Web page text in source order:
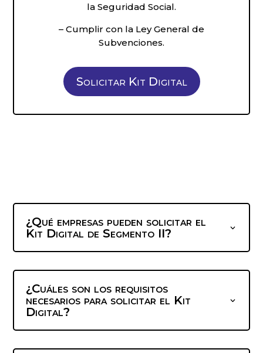
la Seguridad Social.
– Cumplir con la Ley General de
Subvenciones.
Solicitar Kit Digital
¿Qué empresas pueden solicitar el
Kit Digital de Segmento II?
¿Cuáles son los requisitos
necesarios para solicitar el Kit
Digital?